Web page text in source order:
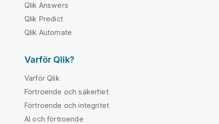
Qlik Answers
Qlik Predict
Qlik Automate
Varför Qlik?
Varför Qlik
Förtroende och säkerhet
Förtroende och integritet
AI och förtroende